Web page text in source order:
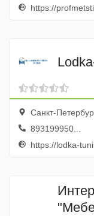
https://
Санкт-
893199950...
https://lodka-